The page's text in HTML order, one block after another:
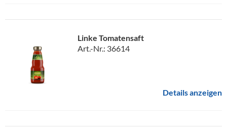
Linke Tomatensaft
Art.-Nr.: 36614
Details anzeigen